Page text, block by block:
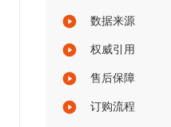
数据来源
权威引用
售后保障
订购流程